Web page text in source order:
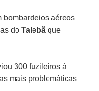
bombardeios aéreos
doTalebã que
300 fuzileiros à
mais problemáticas